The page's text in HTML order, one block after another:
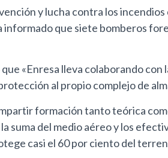
y lucha contra los
que siete bomberos
«Enresa lleva colaborando
al propio complejo de
formación tanto teórica
suma del medio aéreo y los
casi el 60 por ciento del